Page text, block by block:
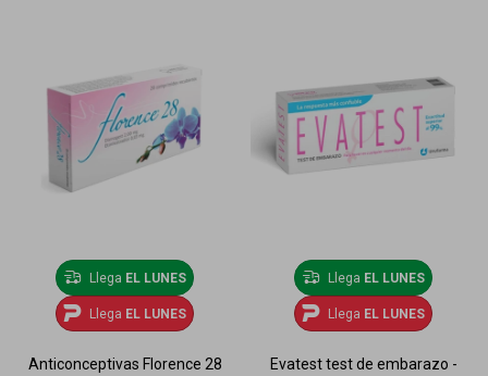
Llega EL LUNES
Llega EL LUNES
Anticonceptivas Florence 28
Llega EL LUNES
Llega EL LUNES
Evatest test de embarazo -